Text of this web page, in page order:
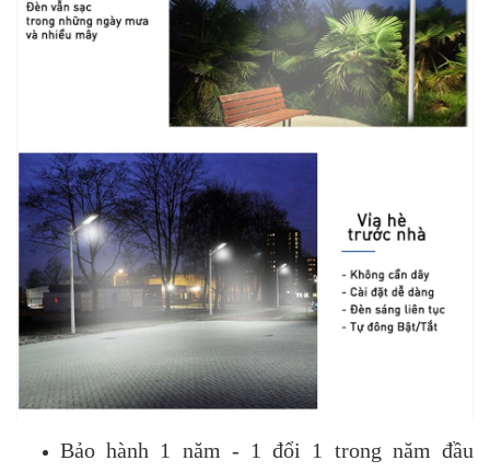
Bảo hành 1 năm - 1 đổi 1 trong năm đầu